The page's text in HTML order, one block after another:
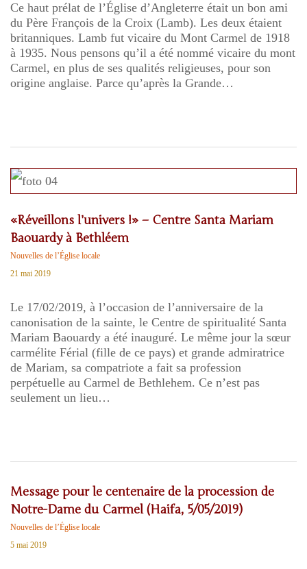
Ce haut prélat de l’Église d’Angleterre était un bon ami
du Père François de la Croix (Lamb). Les deux étaient
britanniques. Lamb fut vicaire du Mont Carmel de 1918
à 1935. Nous pensons qu’il a été nommé vicaire du mont
Carmel, en plus de ses qualités religieuses, pour son
origine anglaise. Parce qu’après la Grande…
«Réveillons l’univers !» – Centre Santa Mariam
Baouardy à Bethléem
Nouvelles de l’Église locale
21 mai 2019
Le 17/02/2019, à l’occasion de l’anniversaire de la
canonisation de la sainte, le Centre de spiritualité Santa
Mariam Baouardy a été inauguré. Le même jour la sœur
carmélite Férial (fille de ce pays) et grande admiratrice
de Mariam, sa compatriote a fait sa profession
perpétuelle au Carmel de Bethlehem. Ce n’est pas
seulement un lieu…
Message pour le centenaire de la procession de
Notre-Dame du Carmel (Haifa, 5/05/2019)
Nouvelles de l’Église locale
5 mai 2019